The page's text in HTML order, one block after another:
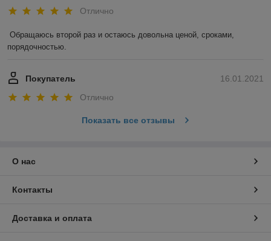
Отлично
Обращаюсь второй раз и остаюсь довольна ценой, сроками,
порядочностью.
16.01.2021
Покупатель
Отлично
Показать все отзывы
О нас
Контакты
Доставка и оплата